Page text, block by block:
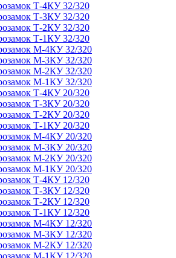
Т-4КУ 32/320
Т-3КУ 32/320
Т-2КУ 32/320
Т-1КУ 32/320
М-4КУ 32/320
М-3КУ 32/320
М-2КУ 32/320
М-1КУ 32/320
Т-4КУ 20/320
Т-3КУ 20/320
Т-2КУ 20/320
Т-1КУ 20/320
М-4КУ 20/320
М-3КУ 20/320
М-2КУ 20/320
М-1КУ 20/320
Т-4КУ 12/320
Т-3КУ 12/320
Т-2КУ 12/320
Т-1КУ 12/320
М-4КУ 12/320
М-3КУ 12/320
М-2КУ 12/320
М-1КУ 12/320